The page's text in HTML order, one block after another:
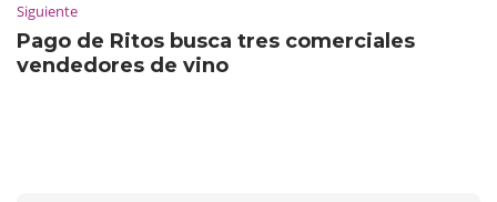
Siguiente
Pago de Ritos busca tres comerciales
vendedores de vino